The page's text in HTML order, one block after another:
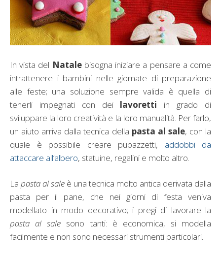
In vista del Natalebisogna iniziare a pensare a come
intrattenere i bambini nelle giornate di preparazione
alle feste; una soluzione sempre valida è quella di
tenerli impegnati con dei lavoretti in grado di
sviluppare la loro creatività e la loro manualità. Per farlo,
un aiuto arriva dalla tecnica della pasta al sale, con la
quale è possibile creare pupazzetti, addobbi da
attaccare all’albero, statuine, regalini e molto altro.
La pasta al sale è una tecnica molto antica derivata dalla
pasta per il pane, che nei giorni di festa veniva
modellato in modo decorativo; i pregi di lavorare la
pasta al sale sono tanti: è economica, si modella
facilmente e non sono necessari strumenti particolari.